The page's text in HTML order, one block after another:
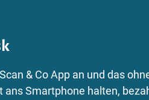
& Co App an und das
ans Smartphone halten,